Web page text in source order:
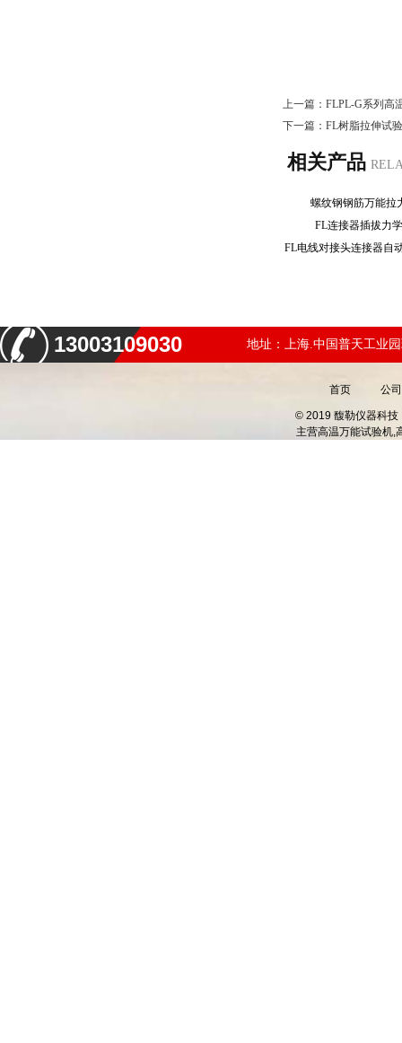
上一篇： FLPL-G系列高
下一篇： FL树脂拉伸试
相关产品
螺纹钢钢筋万能
FL连接器插拔力
13003109030 地址：上海.中国普天工业
首页 公
© 2019 馥勒仪器科技
主营高温万能试验机,